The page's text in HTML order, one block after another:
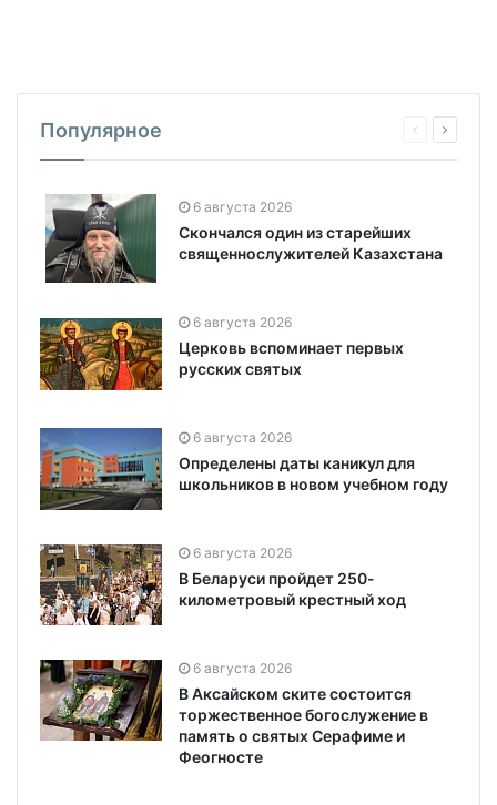
Популярное
6 августа 2026
Скончался один из старейших
священнослужителей Казахстана
6 августа 2026
Церковь вспоминает первых
русских святых
6 августа 2026
Определены даты каникул для
школьников в новом учебном году
6 августа 2026
В Беларуси пройдет 250-
километровый крестный ход
6 августа 2026
В Аксайском ските состоится
торжественное богослужение в
память о святых Серафиме и
Феогносте